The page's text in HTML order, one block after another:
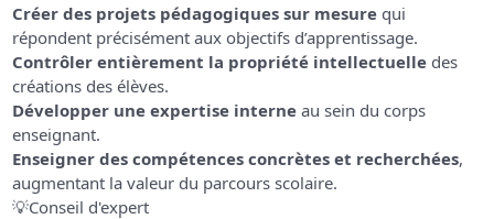
Créer des projets pédagogiques sur mesure qui
répondent précisément aux objectifs d’apprentissage.
Contrôler entièrement la propriété intellectuelle des
créations des élèves.
Développer une expertise interne au sein du corps
enseignant.
Enseigner des compétences concrètes et recherchées,
augmentant la valeur du parcours scolaire.
💡Conseil d'expert